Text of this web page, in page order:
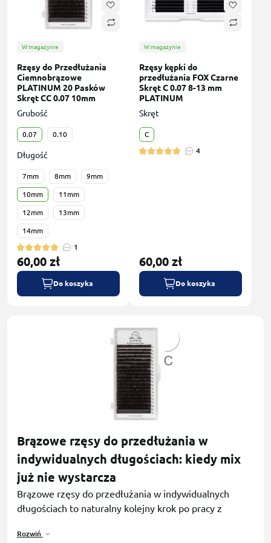
W magazynie
Rzęsy do Przedłużania
Сiemnobrązowe
PLATINUM 20 Pasków
Skręt СС 0.07 10mm
Grubość
0.07 0.10
Długość
7mm 8mm 9mm
10mm 11mm
12mm 13mm
14mm
1
60,00 zł
Do koszyka
W magazynie
Rzęsy kępki do
przedłużania FOX Czarne
Skręt C 0.07 8-13 mm
PLATINUM
Skręt
С
4
60,00 zł
Do koszyka
Brązowe rzęsy do przedłużania w
indywidualnych długościach: kiedy mix
już nie wystarcza
Brązowe rzęsy do przedłużania w indywidualnych
długościach to naturalny kolejny krok po pracy z
brązowymi rzęsami, zacznij od mixów - żeby
Rozwiń